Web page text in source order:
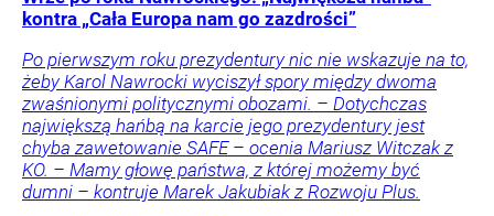
kontra „Cała Europa nam go zazdrości”
Po pierwszym roku prezydentury nic nie wskazuje na to,
żeby Karol Nawrocki wyciszył spory między dwoma
zwaśnionymi politycznymi obozami. – Dotychczas
największą hańbą na karcie jego prezydentury jest
chyba zawetowanie SAFE – ocenia Mariusz Witczak z
KO. – Mamy głowę państwa, z której możemy być
dumni – kontruje Marek Jakubiak z Rozwoju Plus.